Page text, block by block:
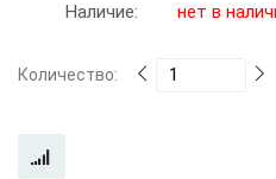
Наличие:
нет в
Количество: